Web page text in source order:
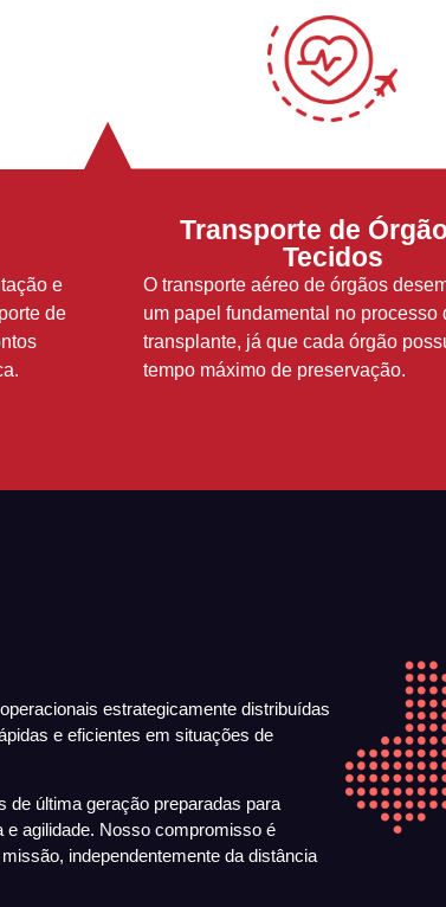
e
de
Transporte de
Tecidos
O transporte aéreo de órgãos
um papel fundamental no processo
transplante, já que cada órgão
tempo máximo de preservação.
estrategicamente distribuídas
e eficientes em situações de
última geração preparadas para
agilidade. Nosso compromisso é
independentemente da distância
Manaus –